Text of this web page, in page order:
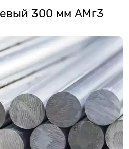
300 мм АМг3